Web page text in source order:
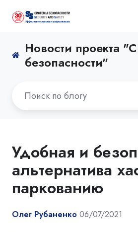
Новости проекта
безопасности"
Удобная и
альтернатива
паркованию
Олег Рубаненко 06/07/2021